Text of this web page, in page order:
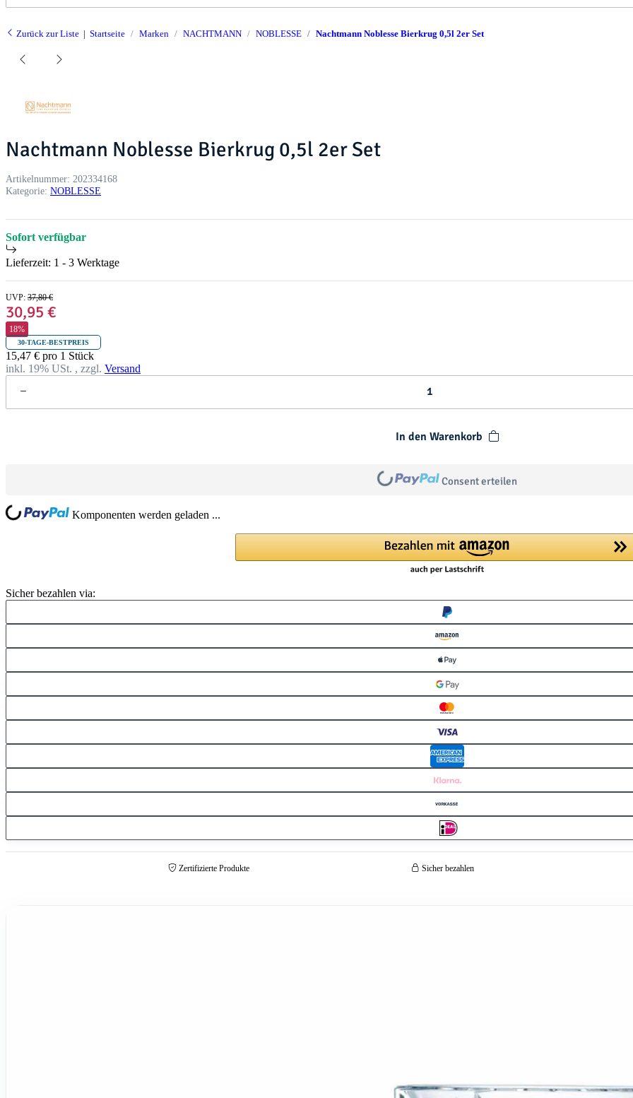
Zurück zur Liste Startseite Marken NACHTMANN NOBLESSE Nachtmann Noblesse Bierkrug 0,5l 2er Set
Nachtmann Noblesse Bierkrug 0,5l 2er Set
Artikelnummer: 202334168
Kategorie: NOBLESSE
Sofort verfügbar
Lieferzeit: 1 - 3 Werktage
UVP: 37,80 €
30,95 €
18%
30-TAGE-BESTPREIS
15,47 € pro 1 Stück
inkl. 19% USt. , zzgl. Versand
In den Warenkorb
Loading... Consent erteilen
Komponenten werden geladen ...
Sicher bezahlen via:
Zertifizierte Produkte Sicher bezahlen